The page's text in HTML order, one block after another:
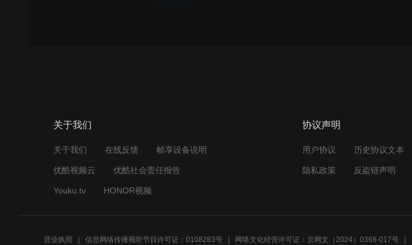
关于我们
关于我们 在线反馈 帧享设备说明
优酷视频云 优酷社会责任报告
Youku.tv HONOR视频
协议声明
用户协议 历史协议文本
隐私政策 反盗链声明
营业执照 信息网络传播视听节目许可证：0108283号 网络文化经营许可证：京网文（2024）0368-017号